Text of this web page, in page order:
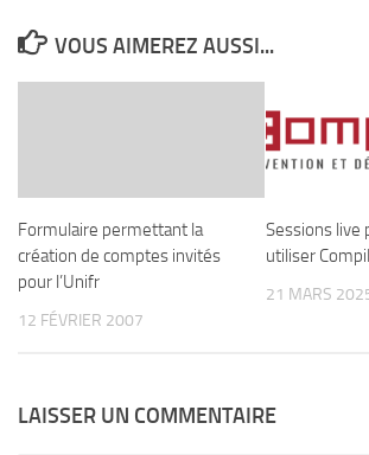
VOUS AIMEREZ AUSSI...
Formulaire permettant la
création de comptes invités
pour l’Unifr
12 FÉVRIER 2007
Sessions live
utiliser
21 MARS
LAISSER UN COMMENTAIRE